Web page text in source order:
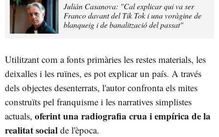
Julián Casanova: "Cal explicar qui va ser
Franco davant del Tik Tok i una voràgine de
blanqueig i de banalització del passat"
Utilitzant com a fonts primàries les restes materials, les
deixalles i les ruïnes, es pot explicar un país. A través
dels objectes desenterrats, l'autor confronta els mites
construïts pel franquisme i les narratives simplistes
actuals, oferint una radiografia crua i empírica de la
realitat social de l'època.